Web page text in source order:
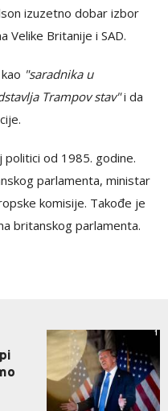
izuzetno dobar izbor
Velike Britanije i SAD.
"saradnika u
Trampov stav"i da
od 1985. godine.
parlamenta, ministar
komisije. Takođe je
britanskog parlamenta.
1